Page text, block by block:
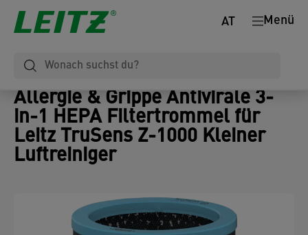
Menü
AT
Allergie & Grippe Antivirale 3-
in-1 HEPA Filtertrommel für
Leitz TruSens Z-1000 Kleiner
Luftreiniger